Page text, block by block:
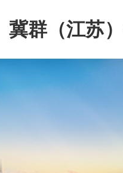
冀群（江苏